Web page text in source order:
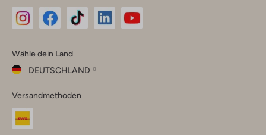
Instagram
Facebook
TikTok
Wähle dein Land
DEUTSCHLAND
dein
Land
Versandmethoden